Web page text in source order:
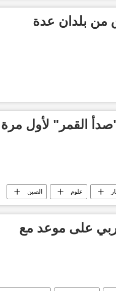
من بلدان عدة
القمر" لأول مرة
علوم الصين
على موعد مع